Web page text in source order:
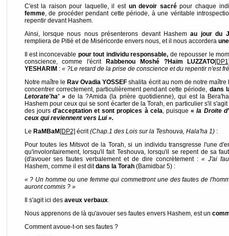
C'est la raison pour laquelle, il est un devoir sacrépour chaque
femme, de procéder pendant cette période, à une véritable
repentir devant Hashem.
Ainsi, lorsque nous nous présenterons devant Hashemau jour du
rempliera de Pitié et de Miséricorde envers nous, et il nous accordera
Il est inconcevable pour tout individu responsable, de repousser le
conscience, comme l'écrit
Rabbenou Moshé ?Haïm LUZZATO
YESHARIM : « ?Le retard de la prise de conscience et du repentir n'est
Notre maître le Rav Ovadia YOSSEF shalita écrit au nom de notre
concentrer correctement, particulièrement pendant cette période, dans
Letorate'ha' »de la ?Amida (la prière quotidienne), qui est la
Hashem pour ceux qui se sont écarter de la Torah, en particulier s'il
des jours d'acceptation et sont propices à cela, puisque«la Droite
ceux qui reviennent vers Lui ».
Le RaMBaM [DP2] écrit(Chap.1 des Lois sur la Teshouva, Hala'ha 1):
Pour toutes les Mitsvot de la Torah, si un individu transgresse l'une
qu'involontairement, lorsqu'il fait Teshouva, lorsqu'il se repent de sa
(d'avouer ses fautes verbalement et de dire concrètement : « J'ai
Hashem, comme il est ditdans la Torah(Bamidbar 5) :
« ? Un homme ou une femme qui commettront une des fautes de
auront commis ? »
Il s'agit ici des aveux verbaux.
Nous apprenons de là qu'avouer ses fautes envers Hashem, est un
Comment avoue-t-on ses fautes ?